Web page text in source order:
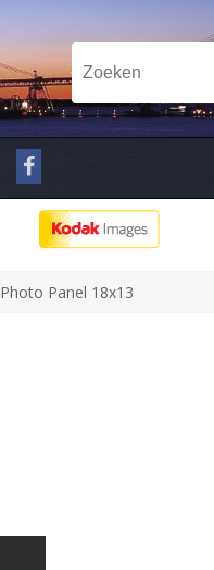
Photo Panel 18x13